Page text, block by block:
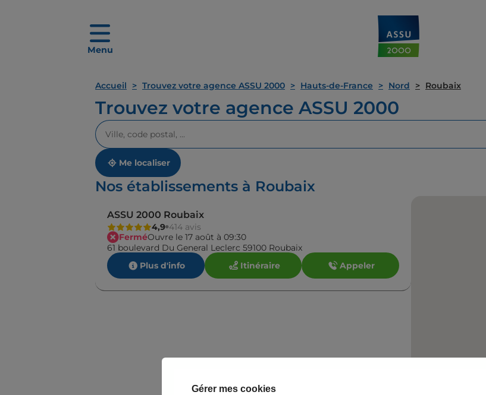
Menu
Accueil Trouvez votre agence ASSU 2000 Hauts-de-France Nord Roubaix
Trouvez votre agence ASSU 2000
Veuillez
renseigner
une
adresse
Me localiser
Nos établissements à Roubaix
ASSU 2000 Roubaix
4,9 414 avis
FerméOuvre le 17 août à 09:30
61 boulevard Du General Leclerc 59100 Roubaix
Plus d'info
Itinéraire Appeler
Gérer mes cookies